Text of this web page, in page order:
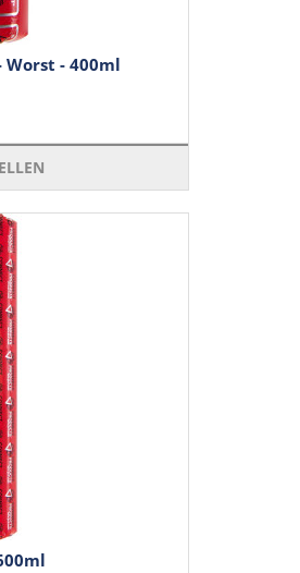
Worst - 400ml